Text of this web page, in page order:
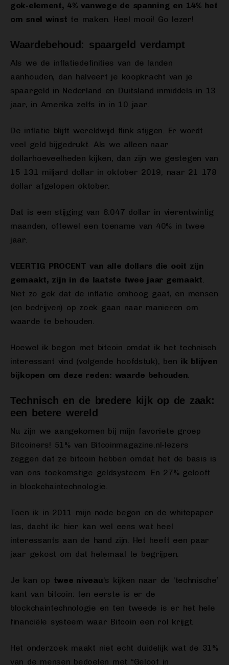
gok-element, 4% vanwege de spanning en 14% het
om snel winst te maken. Heel mooi! Go lezer!
Waardebehoud: spaargeld verdampt
Als we de inflatiedefinities van de landen
aanhouden, dan halveert je koopkracht van je
spaargeld in Nederland en Duitsland inmiddels in 13
jaar, in Amerika zelfs in in 10 jaar.
De inflatie blijft wereldwijd flink stijgen. Er wordt
veel geld bijgedrukt. Als we alleen naar
dollarhoeveelheden kijken, dan zijn we gestegen van
15 131 miljard dollar in oktober 2019, naar 21 178
dollar afgelopen oktober.
Dat is een stijging van 6.047 dollar in vierentwintig
maanden, oftewel een toename van 40% in twee
jaar.
VEERTIG PROCENT van alle dollars die ooit zijn
gemaakt, zijn in de laatste twee jaar gemaakt.
Niet zo gek dat de inflatie omhoog gaat, en mensen
(en bedrijven) op zoek gaan naar manieren om
waarde te behouden.
Hoewel ik begon met bitcoin omdat ik het technisch
interessant vind (volgende hoofdstuk), ben ik blijven
bijkopen om deze reden: waarde behouden.
Technisch en de bredere kijk op de zaak:
een betere wereld
Nu zijn we aangekomen bij mijn favoriete groep
Bitcoiners! 51% van Bitcoinmagazine.nl-lezers
zeggen dat ze bitcoin hebben omdat het de basis is
van ons toekomstige geldsysteem. En 27% gelooft
in blockchaintechnologie.
Toen ik in 2011 mijn node begon en de whitepaper
las, dacht ik: hier kan wel eens wat heel
interessants aan de hand zijn. Het heeft een paar
jaar gekost om dat helemaal te begrijpen.
Je kan op twee niveau‘s kijken naar de ‘technische’
kant van bitcoin: ten eerste is er de
blockchaintechnologie en ten tweede is er het hele
financiële systeem waar Bitcoin een rol krijgt.
Het onderzoek maakt niet echt duidelijk wat de 31%
van de mensen bedoelen met “Geloof in